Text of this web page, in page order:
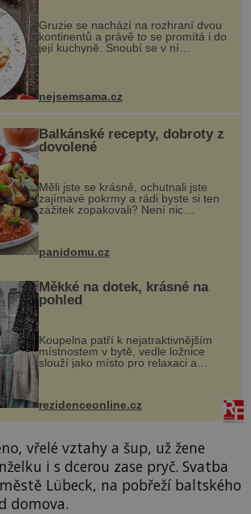
Gruzie se nachází na rozhraní dvou
kontinentů a právě to se promítá i do
její kuchyně. Snoubí se v ní
evropské a asijské chutě a díky tomu
pokrmy, které rozhodně st...
nejsemsama.cz
Balkánské recepty, dobroty z
dovolené
Měli jste se krásně, ochutnali jste
zajímavé pokrmy a rádi byste si ten
zážitek zopakovali? Není nic
snazšího. Pljeskavica (10 porcí)
Možná jste ji ochutnali na dovolené v
panidomu.cz
Měkké na dotek, krásné na
pohled
Koupelna patří k nejatraktivnějším
místnostem v bytě, vedle ložnice
slouží jako místo pro relaxaci a
odpočinek. Koupelnový textil –
ručníky, osušky a koberečky –
mohou jako mávnutím kouzelného
proutku...
rezidenceonline.cz
vřelé vztahy a šup, už žene
i s dcerou zase pryč. Svatba
Lübeck, na pobřeží baltského
domova.